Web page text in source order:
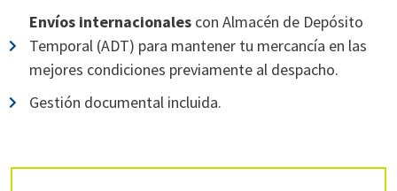
Envíos internacionalescon Almacén de Depósito
Temporal (ADT) para mantener tu mercancía en las
mejores condiciones previamente al despacho.
Gestión documental incluida.